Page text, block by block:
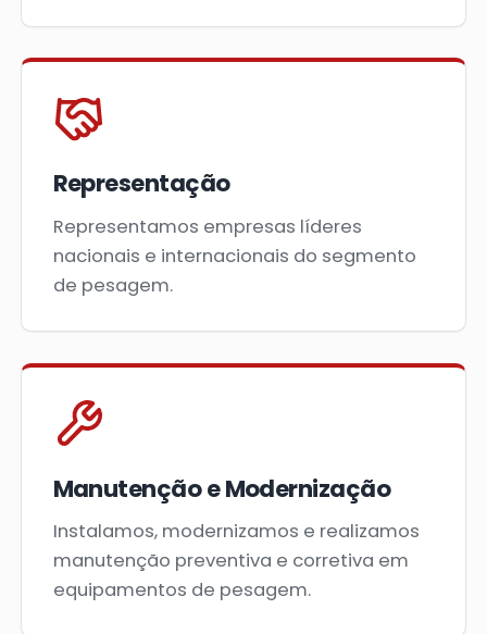
Representação
Representamos empresas líderes
nacionais e internacionais do segmento
de pesagem.
Manutenção e Modernização
Instalamos, modernizamos e realizamos
manutenção preventiva e corretiva em
equipamentos de pesagem.